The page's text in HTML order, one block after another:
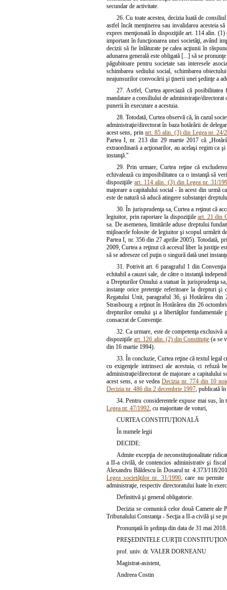
secundar de activitate.
26. Cu toate acestea, decizia luată de
astfel încât menţinerea sau invalidarea acesteia
expres menţionată în dispoziţiile art. 114 alin. (1)
important în funcţionarea unei societăţi, având
decizii să fie înlăturate pe calea acţiunii în
adunarea generală este obligată [...] să se
păgubitoare pentru societate sau interesele
schimbarea sediului social, schimbarea
neajunsurilor convocării şi ţinerii unei şedinţe a
27. Astfel, Curtea apreciază că
mandatare a consiliului de administraţie/
punerii în executare a acestuia.
28. Totodată, Curtea observă că, în cazul
administraţie/directorat în baza hotărârii de
acest sens, prinart. 85 alin. (3) din Legea nr. 24/
Partea I, nr. 213 din 29 martie 2017 că
extraordinară a acţionarilor, au acelaşi regim ca
instanţă."
29. Prin urmare, Curtea reţine că
echivalează cu imposibilitatea ca o instanţă să
dispoziţiileart. 114 alin. (3) din Legea nr. 31/
majorare a capitalului social - în acest din urmă
este de natură să aducă atingere substanţei
30. În jurisprudenţa sa, Curtea a reţinut că
legiuitor, prin raportare la dispoziţiileart. 21 din
sa. De asemenea, limitările aduse dreptului
mijloacele folosite de legiuitor şi scopul urmărit
Partea I, nr. 356 din 27 aprilie 2005). Totodată,
2009, Curtea a reţinut că accesul liber la justiţie
să se adreseze cel puţin o singură dată unei
31. Potrivit art. 6 paragraful 1 din
echitabil a cauzei sale, de către o instanţă
a Drepturilor Omului a statuat în jurisprudenţa
instanţe orice pretenţie referitoare la drepturi
Regatului Unit, paragraful 36, şi Hotărârea din
Strasbourg a reţinut în Hotărârea din 26
drepturilor omului şi a libertăţilor fundamentale
consacrat de Convenţie.
32. Ca urmare, este de competenţa
dispoziţiileart. 126 alin. (2) din Constituţie (a se
din 16 martie 1994).
33. În concluzie, Curtea reţine că textul legal
cu exigenţele intrinseci ale acestuia, ci refuză
administraţie/directorat de majorare a capitalului
acest sens, a se vedea Decizia nr. 774 din 10
Decizia nr. 486 din 2 decembrie 1997, publicată
34. Pentru considerentele expuse mai sus,
Legea nr. 47/1992, cu majoritate de voturi,
CURTEA CONSTITUŢIONALĂ
În numele legii
DECIDE:
Admite excepţia de neconstituţionalitate
a II-a civilă, de contencios administrativ şi
Alexandru Băldescu în Dosarul nr. 4.373/118/
Legea societăţilor nr. 31/1990, care nu permite
administraţie, respectiv directoratului luate în
Definitivă şi general obligatorie.
Decizia se comunică celor două Camere
Tribunalului Constanţa - Secţia a II-a civilă şi se
Pronunţată în şedinţa din data de 31 mai 2018.
PREŞEDINTELE CURŢII
prof. univ. dr. VALER DORNEANU
Magistrat-asistent,
Andreea Costin